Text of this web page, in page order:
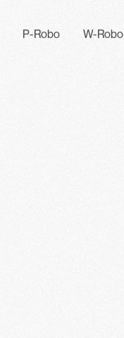
P-Robo W-Robo